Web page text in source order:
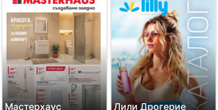
Мастерхаус Лили Дрогерие